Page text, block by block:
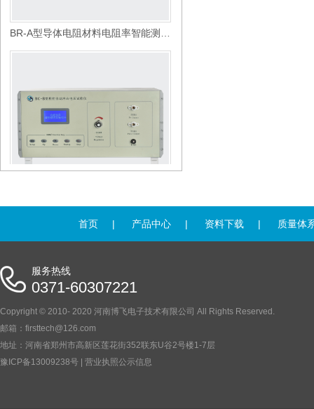
BR-A型导体电阻材料电阻率智能测试仪
首页 | 产品中心 | 资料下载 | 质量体
服务热线
0371-60307221
Copyright © 2010- 2020 河南博飞电子技术有限公司 All Rights Reserved.
邮箱：firsttech@126.com
地址：河南省郑州市高新区莲花街352联东U谷2号楼1-7层
豫ICP备13009238号
营业执照公示信息